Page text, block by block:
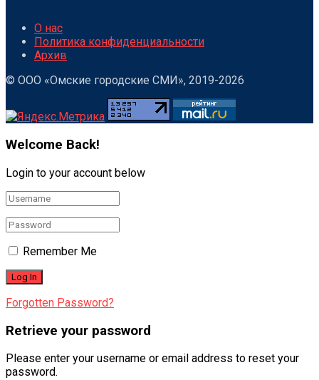
О нас
Политика конфиденциальности
Архив
© ООО «Омские городские СМИ», 2019-2026
Welcome Back!
Login to your account below
Remember Me
Forgotten Password?
Retrieve your password
Please enter your username or email address to reset your
password.